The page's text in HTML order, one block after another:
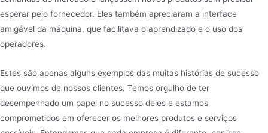
esperar pelo fornecedor. Eles também apreciaram a interface
amigável da máquina, que facilitava o aprendizado e o uso dos
operadores.
Estes são apenas alguns exemplos das muitas histórias de sucesso
que ouvimos de nossos clientes. Temos orgulho de ter
desempenhado um papel no sucesso deles e estamos
comprometidos em oferecer os melhores produtos e serviços